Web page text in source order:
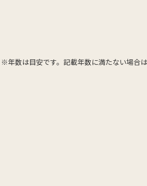
数は目安です。記載年数に満たない場合は